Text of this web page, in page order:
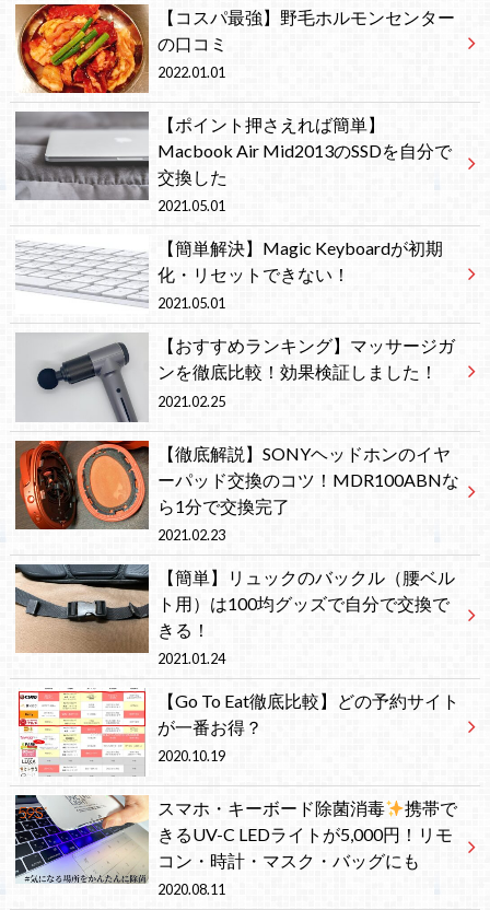
【コスパ最強】野毛ホルモンセンター
の口コミ
2022.01.01
【ポイント押さえれば簡単】
Macbook Air Mid2013のSSDを自分で
交換した
2021.05.01
【簡単解決】Magic Keyboardが初期
化・リセットできない！
2021.05.01
【おすすめランキング】マッサージガ
ンを徹底比較！効果検証しました！
2021.02.25
【徹底解説】SONYヘッドホンのイヤ
ーパッド交換のコツ！MDR100ABNな
ら1分で交換完了
2021.02.23
【簡単】リュックのバックル（腰ベル
ト用）は100均グッズで自分で交換で
きる！
2021.01.24
【Go To Eat徹底比較】どの予約サイト
が一番お得？
2020.10.19
スマホ・キーボード除菌消毒
携帯で
きるUV-C LEDライトが5,000円！リモ
コン・時計・マスク・バッグにも
2020.08.11